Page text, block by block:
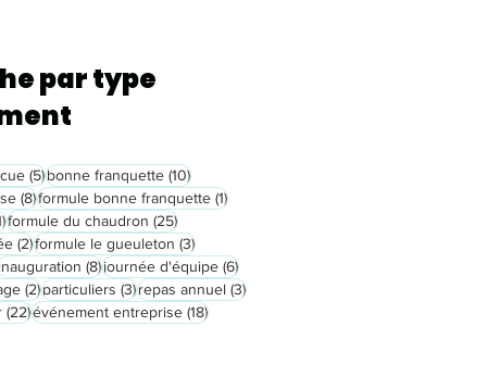
par type
(5)5 posts
bonne franquette (10)10 posts
(8)8 posts
formule bonne franquette (1)1 post
1 post
formule du chaudron (25)25 posts
(2)2 posts
formule le gueuleton (3)3 posts
posts
(8)8 posts
journée d'équipe (6)6 posts
(2)2 posts
particuliers (3)3 posts
repas annuel (3)3 posts
(22)22 posts
événement entreprise (18)18 posts